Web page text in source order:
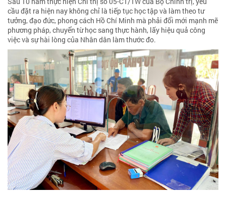
cầu đặt ra hiện nay không chỉ là tiếp tục học tập và làm theo tư
tưởng, đạo đức, phong cách Hồ Chí Minh mà phải đổi mới mạnh mẽ
phương pháp, chuyển từ học sang thực hành, lấy hiệu quả công
việc và sự hài lòng của Nhân dân làm thước đo.